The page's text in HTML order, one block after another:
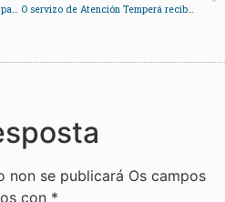
O servizo de Atención Temperá recibe 43 solicitudes en tres meses de funcionamento
non se publicará Os campos
con *